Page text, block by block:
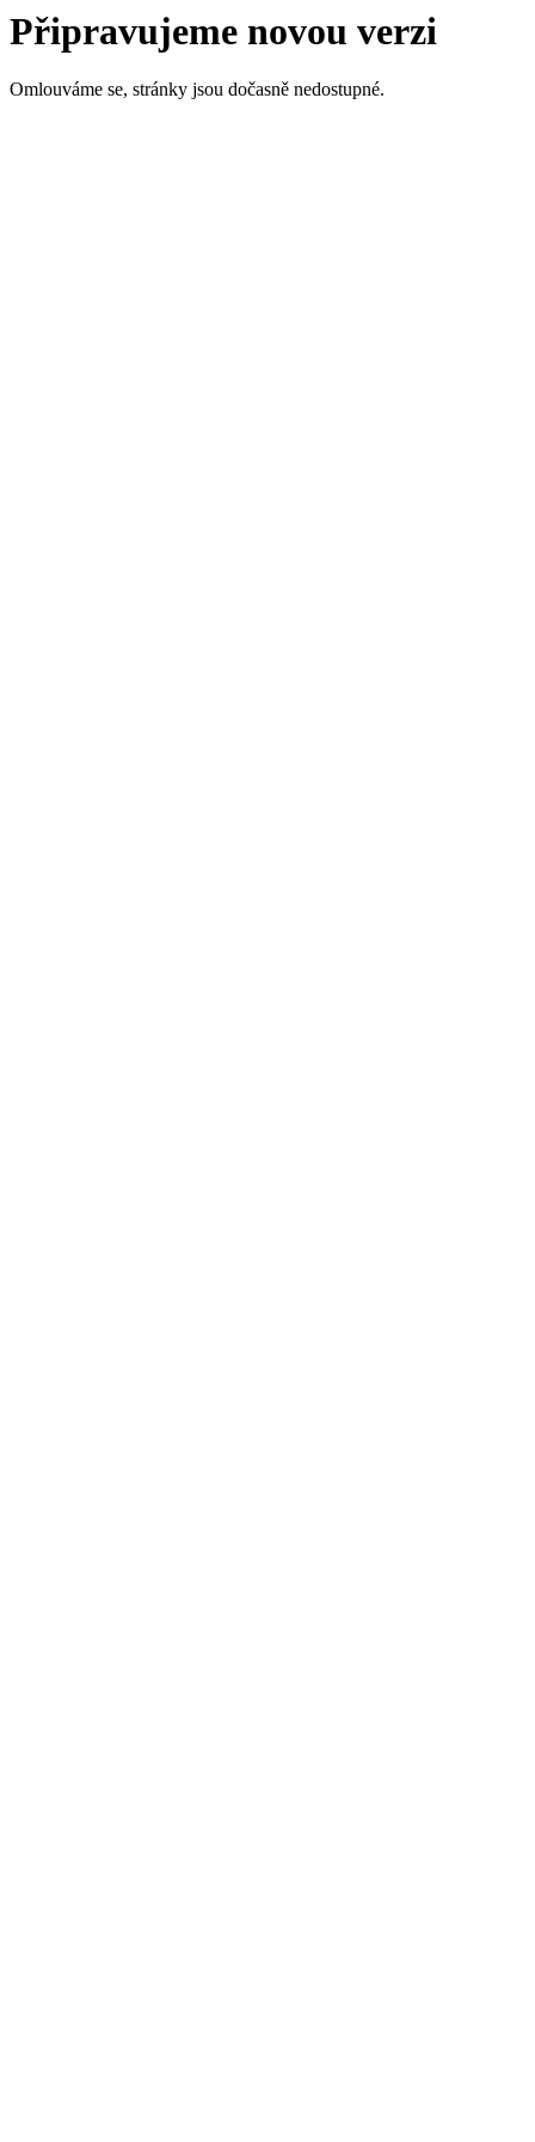
Připravujeme novou verzi
Omlouváme se, stránky jsou dočasně nedostupné.